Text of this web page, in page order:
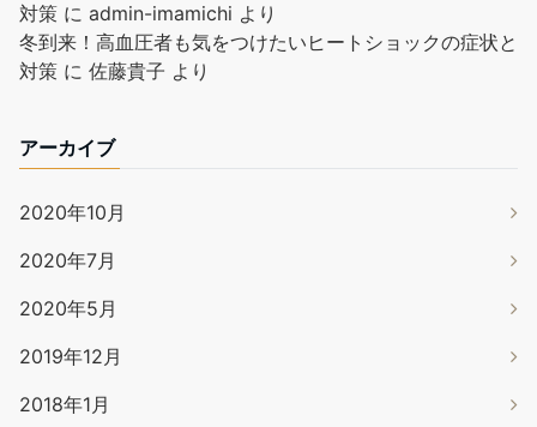
対策 に admin-imamichi より
冬到来！高血圧者も気をつけたいヒートショックの症状と
対策 に 佐藤貴子 より
アーカイブ
2020年10月
2020年7月
2020年5月
2019年12月
2018年1月